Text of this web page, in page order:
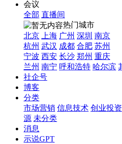
会议
全部 直播间
热门城市
北京
上海 广州 深圳 南京
杭州 武汉 成都 合肥 苏州
宁波 西安 长沙 郑州 重庆
兰州 南宁 呼和浩特 哈尔滨
社企号
博客
分类
市场营销 信息技术 创业投资
源 未分类
消息
示说GPT